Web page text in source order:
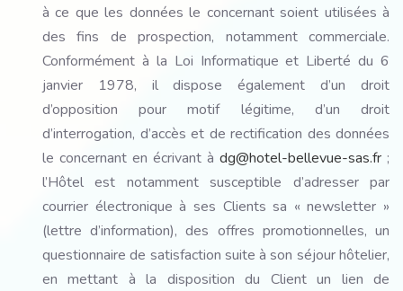
à ce que les données le concernant soient utilisées à
des fins de prospection, notamment commerciale.
Conformément à la Loi Informatique et Liberté du 6
janvier 1978, il dispose également d’un droit
d’opposition pour motif légitime, d’un droit
d’interrogation, d’accès et de rectification des données
le concernant en écrivant à dg@hotel-bellevue-sas.fr ;
l’Hôtel est notamment susceptible d’adresser par
courrier électronique à ses Clients sa « newsletter »
(lettre d’information), des offres promotionnelles, un
questionnaire de satisfaction suite à son séjour hôtelier,
en mettant à la disposition du Client un lien de